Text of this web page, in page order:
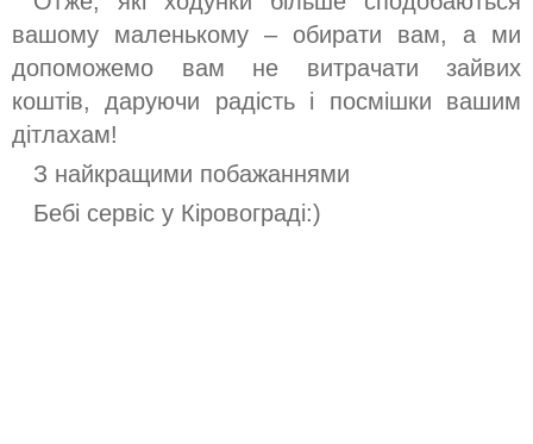
вашому маленькому – обирати вам, а ми
допоможемо вам не витрачати зайвих
коштів, даруючи радість і посмішки вашим
дітлахам!
З найкращими побажаннями
Бебі сервіс у Кіровограді:)